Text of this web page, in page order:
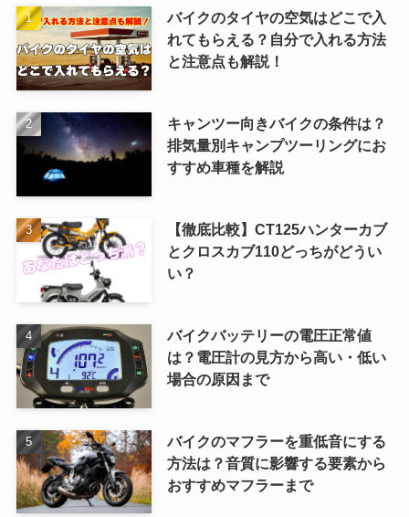
バイクのタイヤの空気はどこで入
れてもらえる？自分で入れる方法
と注意点も解説！
キャンツー向きバイクの条件は？
排気量別キャンプツーリングにお
すすめ車種を解説
【徹底比較】CT125ハンターカブ
とクロスカブ110どっちがどうい
い？
バイクバッテリーの電圧正常値
は？電圧計の見方から高い・低い
場合の原因まで
バイクのマフラーを重低音にする
方法は？音質に影響する要素から
おすすめマフラーまで